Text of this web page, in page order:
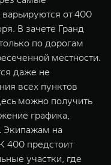
от 400
В зачете Гранд
по дорогам
местности.
даже не
всех пунктов
можно получить
графика,
Экипажам на
400 предстоит
участки, где